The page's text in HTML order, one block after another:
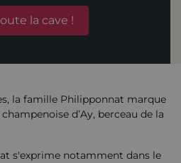
la cave !
la famille Philipponnat marque
d’Ay, berceau de la
s'exprime notamment dans le